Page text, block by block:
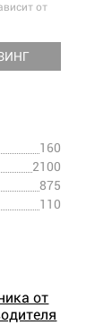
от
160
2100
875
110